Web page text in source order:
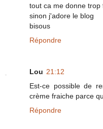
tout ca me donne trop
sinon j'adore le blog
bisous
Répondre
Lou 21:12
Est-ce possible de
crème fraiche parce
Répondre